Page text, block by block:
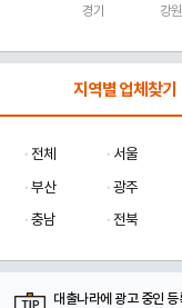
경기 강원
지역별 업체찾기
전체 서울
부산
광주
충남
전북
대출나라에 광고 중인